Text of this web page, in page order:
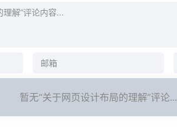
暂无“关于网页设计布局的理解”评论...